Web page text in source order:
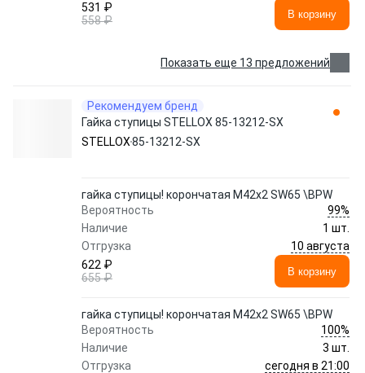
531 ₽
558 ₽
В корзину
Показать еще 13 предложений
Рекомендуем бренд
Гайка ступицы STELLOX 85-13212-SX
STELLOX85-13212-SX
гайка ступицы! корончатая M42x2 SW65 \BPW
Вероятность
99%
Наличие
1 шт.
Отгрузка
10 августа
622 ₽
655 ₽
В корзину
гайка ступицы! корончатая M42x2 SW65 \BPW
Вероятность
100%
Наличие
3 шт.
Отгрузка
сегодня в 21:00